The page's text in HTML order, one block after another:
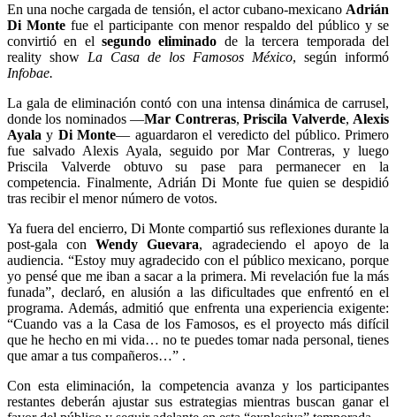
En una noche cargada de tensión, el actor cubano‑mexicano Adrián
Di Montefue el participante con menor respaldo del público y se
convirtió en el segundo eliminado de la tercera temporada del
reality show La Casa de los Famosos México, según informó
Infobae.
La gala de eliminación contó con una intensa dinámica de carrusel,
donde los nominados —Mar Contreras,Priscila Valverde, Alexis
Ayala y Di Monte— aguardaron el veredicto del público. Primero
fue salvado Alexis Ayala, seguido por Mar Contreras, y luego
Priscila Valverde obtuvo su pase para permanecer en la
competencia. Finalmente, Adrián Di Monte fue quien se despidió
tras recibir el menor número de votos.
Ya fuera del encierro, Di Monte compartió sus reflexiones durante la
post‑gala conWendy Guevara, agradeciendo el apoyo de la
audiencia. “Estoy muy agradecido con el público mexicano, porque
yo pensé que me iban a sacar a la primera. Mi revelación fue la más
funada”, declaró, en alusión a las dificultades que enfrentó en el
programa. Además, admitió que enfrenta una experiencia exigente:
“Cuando vas a la Casa de los Famosos, es el proyecto más difícil
que he hecho en mi vida… no te puedes tomar nada personal, tienes
que amar a tus compañeros…” .
Con esta eliminación, la competencia avanza y los participantes
restantes deberán ajustar sus estrategias mientras buscan ganar el